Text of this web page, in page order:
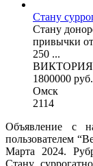
Стану
Стану
привычки
250 ...
ВИКТОРИЯ
1800000 руб.
Омск
2114
Объявление с
пользователем
Марта 2024.
Cтану